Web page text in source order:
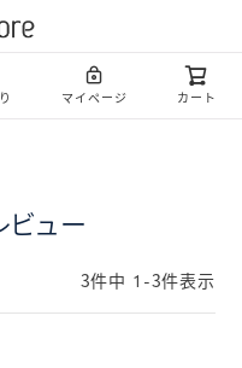
マイページ カート
ビュー
3件中 1 -3件表示